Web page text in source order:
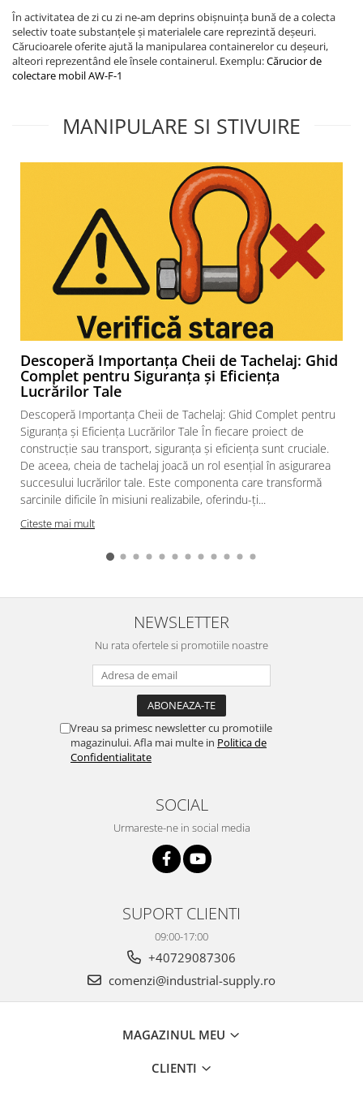
În activitatea de zi cu zi ne-am deprins obișnuința bună de a colecta
selectiv toate substanțele și materialele care reprezintă deșeuri.
Cărucioarele oferite ajută la manipularea containerelor cu deșeuri,
alteori reprezentând ele însele containerul. Exemplu:Cărucior de
colectare mobil AW-F-1
MANIPULARE SI STIVUIRE
Descoperă Importanța Cheii de Tachelaj: Ghid
Complet pentru Siguranța și Eficiența
Lucrărilor Tale
Descoperă Importanța Cheii de Tachelaj: Ghid Complet pentru
Siguranța și Eficiența Lucrărilor Tale În fiecare proiect de
construcție sau transport, siguranța și eficiența sunt cruciale.
De aceea, cheia de tachelaj joacă un rol esențial în asigurarea
succesului lucrărilor tale. Este componenta care transformă
sarcinile dificile în misiuni realizabile, oferindu-ți...
Citeste mai mult
NEWSLETTER
Nu rata ofertele si promotiile noastre
Vreau sa primesc newsletter cu promotiile
magazinului. Afla mai multe in Politica de
Confidentialitate
SOCIAL
Urmareste-ne in social media
SUPORT CLIENTI
09:00-17:00
+40729087306
comenzi@industrial-supply.ro
MAGAZINUL MEU
CLIENTI